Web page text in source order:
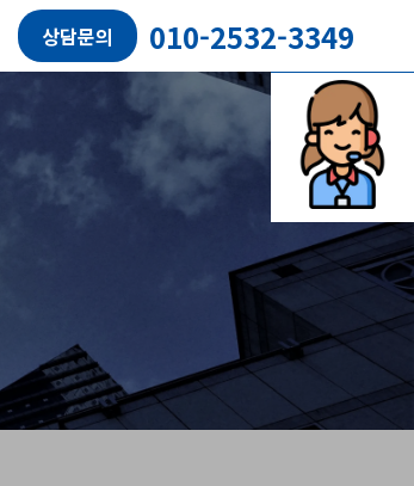
상담문의 010-2532-3349